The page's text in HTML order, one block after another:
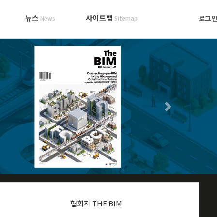
로그
뉴스 News 사이트맵 Sitemap
협회지 THE BIM